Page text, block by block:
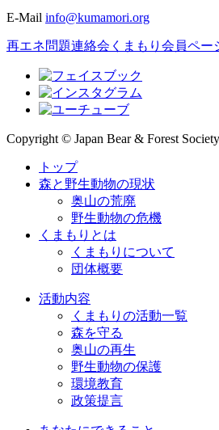
E-Mail info@kumamori.org
再エネ問題連絡会 くまもり会員ペー
Copyright © Japan Bear & Forest
トップ
森と野生動物の現状
奥山の荒廃
野生動物の危機
くまもりとは
くまもりについて
団体概要
活動内容
くまもりの活動一覧
森を守る
奥山の再生
野生動物の保護
環境教育
政策提言